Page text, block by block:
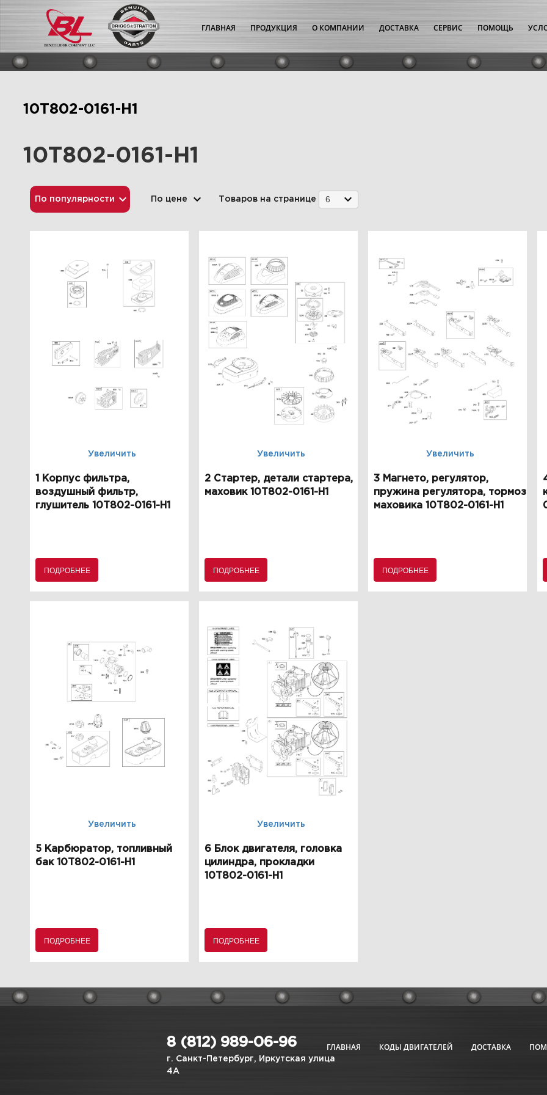
ГЛАВНАЯ ПРОДУКЦИЯ О КОМПАНИИ ДОСТАВКА СЕРВИС ПОМОЩЬ
10T802-0161-H1
10T802-0161-H1
По популярности По цене Товаров на странице 6
Увеличить
1 Корпус фильтра,
воздушный фильтр,
глушитель 10T802-0161-H1
ПОДРОБНЕЕ
Увеличить
2 Стартер, детали стартера,
маховик 10T802-0161-H1
ПОДРОБНЕЕ
Увеличить
3 Магнето, регулятор,
пружина регулятора, тормоз
маховика 10T802-0161-H1
ПОДРОБНЕЕ
Увеличить
5 Карбюратор, топливный
бак 10T802-0161-H1
ПОДРОБНЕЕ
Увеличить
6 Блок двигателя, головка
цилиндра, прокладки
10T802-0161-H1
ПОДРОБНЕЕ
ГЛАВНАЯ КОДЫ ДВИГАТЕЛЕЙ ДОСТАВКА
8 (812) 989-06-96
г. Санкт-Петербург, Иркутская улица
4А